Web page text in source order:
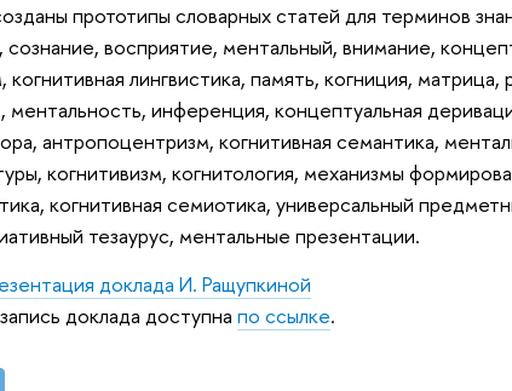
прототипы словарных статей для терминов
восприятие, ментальный, внимание,
когнитивная лингвистика, память, когниция,
ментальность, инференция, концептуальная
антропоцентризм, когнитивная семантика,
когнитивизм, когнитология, механизмы
когнитивная семиотика, универсальный
тезаурус, ментальные презентации.
доклада И. Ращупкиной
доклада доступнапо ссылке.